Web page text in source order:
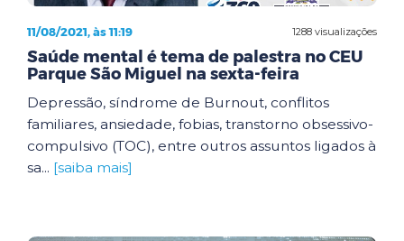
1288 visualizações
11/08/2021, às 11:19
Saúde mental é tema de palestra no CEU
Parque São Miguel na sexta-feira
Depressão, síndrome de Burnout, conflitos
familiares, ansiedade, fobias, transtorno obsessivo-
compulsivo (TOC), entre outros assuntos ligados à
sa... [saiba mais]